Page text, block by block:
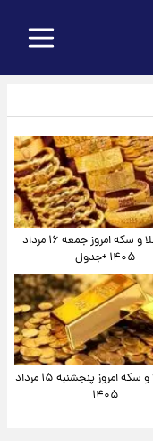
قیمت طلا و سکه امروز جمعه ۱۶ مرداد
۱۴۰۵ +جدول
قیمت طلا و سکه امروز پنجشنبه ۱۵ مرداد
۱۴۰۵